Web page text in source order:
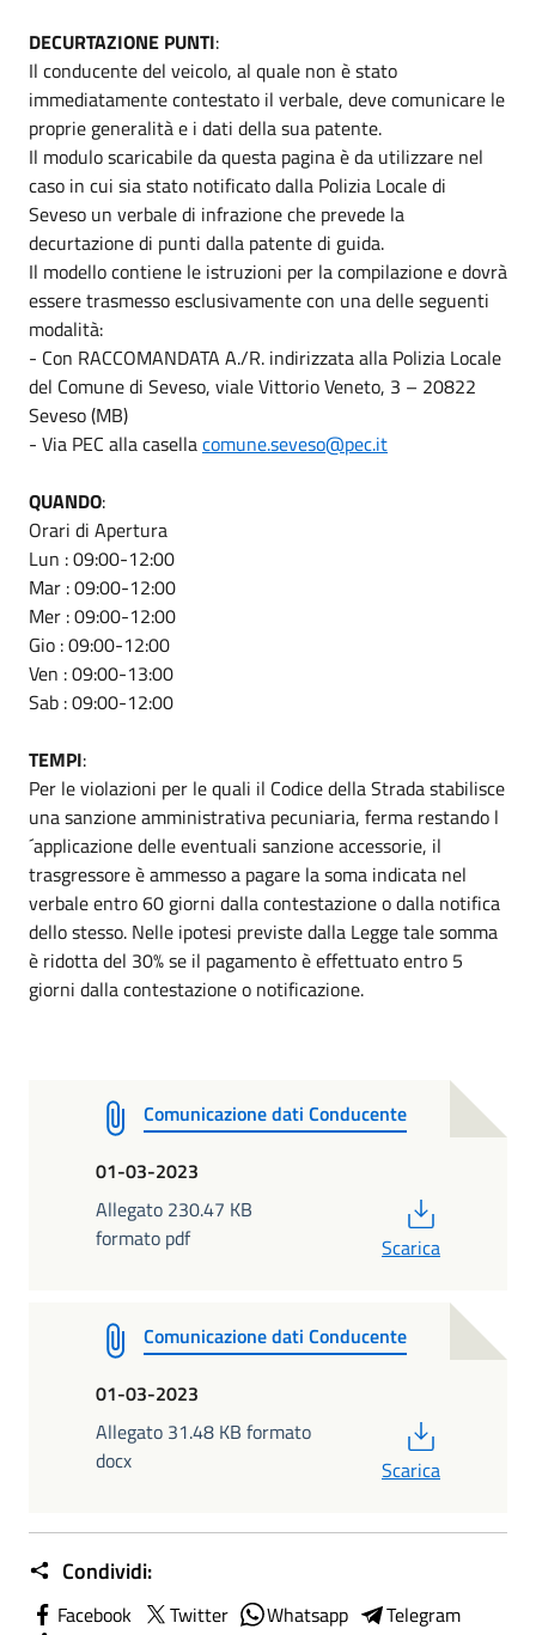
DECURTAZIONE PUNTI:
Il conducente del veicolo, al quale non è stato
immediatamente contestato il verbale, deve comunicare le
proprie generalità e i dati della sua patente.
Il modulo scaricabile da questa pagina è da utilizzare nel
caso in cui sia stato notificato dalla Polizia Locale di
Seveso un verbale di infrazione che prevede la
decurtazione di punti dalla patente di guida.
Il modello contiene le istruzioni per la compilazione e dovrà
essere trasmesso esclusivamente con una delle seguenti
modalità:
- Con RACCOMANDATA A./R. indirizzata alla Polizia Locale
del Comune di Seveso, viale Vittorio Veneto, 3 – 20822
Seveso (MB)
- Via PEC alla casellacomune.seveso@pec.it
QUANDO:
Orari di Apertura
Lun : 09:00-12:00
Mar : 09:00-12:00
Mer : 09:00-12:00
Gio : 09:00-12:00
Ven : 09:00-13:00
Sab : 09:00-12:00
TEMPI:
Per le violazioni per le quali il Codice della Strada stabilisce
una sanzione amministrativa pecuniaria, ferma restando l
´applicazione delle eventuali sanzione accessorie, il
trasgressore è ammesso a pagare la soma indicata nel
verbale entro 60 giorni dalla contestazione o dalla notifica
dello stesso. Nelle ipotesi previste dalla Legge tale somma
è ridotta del 30% se il pagamento è effettuato entro 5
giorni dalla contestazione o notificazione.
Comunicazione dati Conducente
01-03-2023
Allegato 230.47 KB
formato pdf
Scarica
Comunicazione dati Conducente
01-03-2023
Allegato 31.48 KB formato
docx
Scarica
Condividi:
Facebook Twitter Whatsapp
Telegram